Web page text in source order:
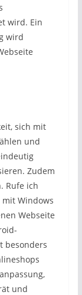
wird. Ein
wird
sich mit
und
Zudem
Rufe ich
mit Windows
Webseite
besonders
und